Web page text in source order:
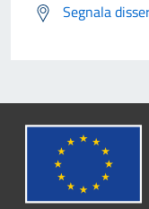
Segnala